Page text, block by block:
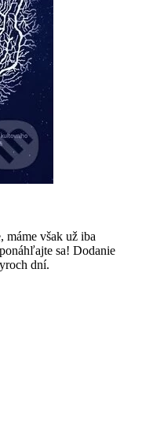
máme však už iba
sa! Dodanie
dní.